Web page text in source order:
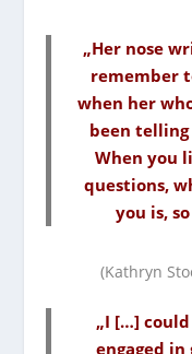
„Her nose
remember
when her
been telling
When you
questions,
you is,
(Kathryn
„I […]
engaged